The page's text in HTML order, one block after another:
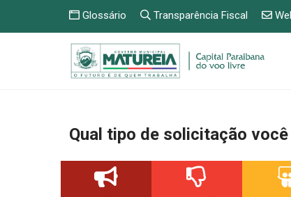
Glossário Transparência Fiscal
Qual tipo de solicitação